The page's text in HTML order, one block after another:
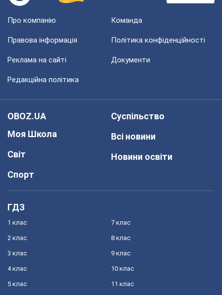
Про компанію Команда
Правова інформація Політика конфіденційності
Реклама на сайті Документи
Редакційна політика
OBOZ.UA
Моя Школа
Світ
Спорт
Суспільство
Всі новини
Новини освіти
ГДЗ
1 клас
2 клас
3 клас
4 клас
5 клас
7 клас
8 клас
9 клас
10 клас
11 клас